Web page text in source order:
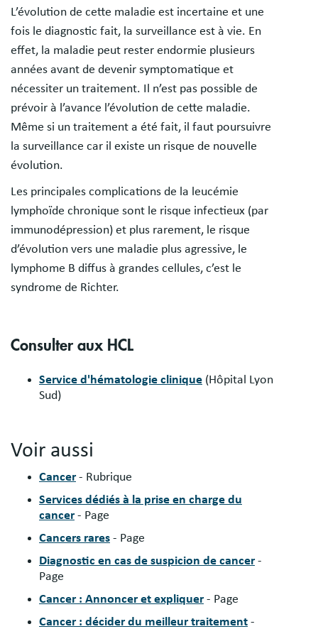
L’évolution de cette maladie est incertaine et une
fois le diagnostic fait, la surveillance est à vie. En
effet, la maladie peut rester endormie plusieurs
années avant de devenir symptomatique et
nécessiter un traitement. Il n’est pas possible de
prévoir à l’avance l’évolution de cette maladie.
Même si un traitement a été fait, il faut poursuivre
la surveillance car il existe un risque de nouvelle
évolution.
Les principales complications de la leucémie
lymphoïde chronique sont le risque infectieux (par
immunodépression) et plus rarement, le risque
d’évolution vers une maladie plus agressive, le
lymphome B diffus à grandes cellules, c’est le
syndrome de Richter.
Consulter aux HCL
Service d'hématologie clinique (Hôpital Lyon
Sud)
Voir aussi
Cancer - Rubrique
Services dédiés à la prise en charge du
cancer - Page
Cancers rares - Page
Diagnostic en cas de suspicion de cancer -
Page
Cancer : Annoncer et expliquer - Page
Cancer : décider du meilleur traitement -